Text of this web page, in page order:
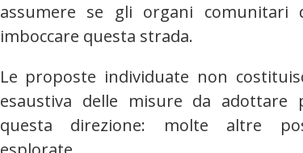
assumere se gli organi comunitari
imboccare questa strada.
Le proposte individuate non
esaustiva delle misure da adottare
questa direzione: molte altre